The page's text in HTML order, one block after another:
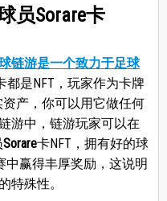
员Sorare卡
链游是一个致力于足球
都是NFT，玩家作为卡牌
产，你可以用它做任何
游中，链游玩家可以在
Sorare卡NFT，拥有好的球
中赢得丰厚奖励，这说明
特殊性。